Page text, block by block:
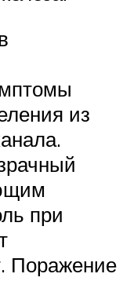
из
при
Поражение